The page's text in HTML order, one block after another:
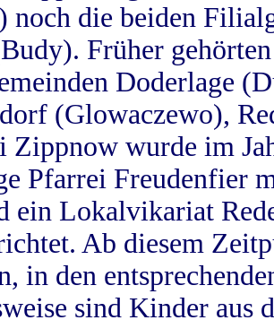
noch die beiden
Früher
Doderlage
(Glowaczewo),
Zippnow wurde im
Pfarrei Freudenfier
ein Lokalvikariat
Ab diesem
in den
sind Kinder aus